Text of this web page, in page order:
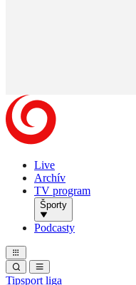
Live
Archív
TV program
Športy
Podcasty
Tipsport liga